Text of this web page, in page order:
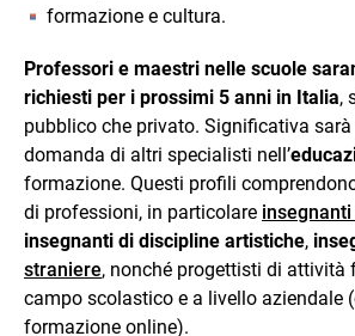
formazione e cultura.
Professori e maestri nelle scuole
richiesti per i prossimi 5 anni in Italia,
pubblico che privato. Significativa sarà
domanda di altri specialisti nell’
formazione. Questi profili
di professioni, in particolare
insegnanti di discipline artistiche,
straniere, nonché progettisti di attività
campo scolastico e a livello aziendale
formazione online).